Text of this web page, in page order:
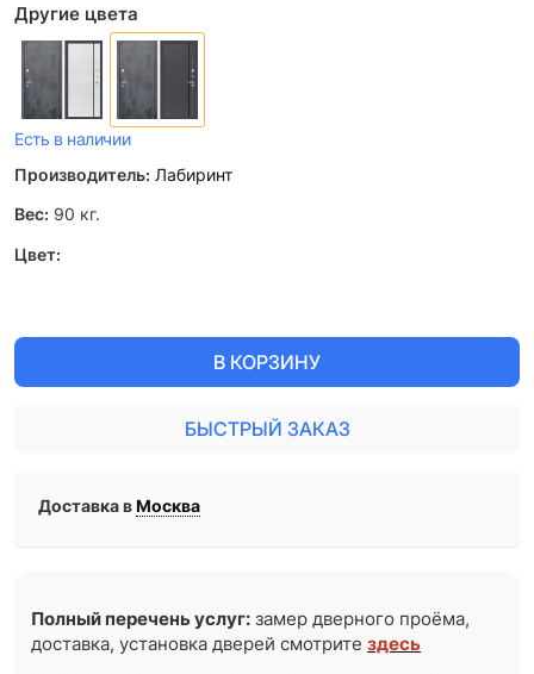
Другие цвета
Есть в наличии
Производитель: Лабиринт
Вес: 90 кг.
Цвет:
В КОРЗИНУ
БЫСТРЫЙ ЗАКАЗ
Доставка вМосква
Полный перечень услуг: замер дверного проёма,
доставка, установка дверей смотритездесь